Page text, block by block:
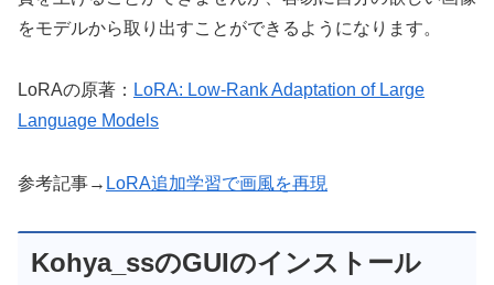
をモデルから取り出すことができるようになります。
LoRAの原著： LoRA: Low-Rank Adaptation of Large
Language Models
参考記事→ LoRA追加学習で画風を再現
Kohya_ssのGUIのインストール